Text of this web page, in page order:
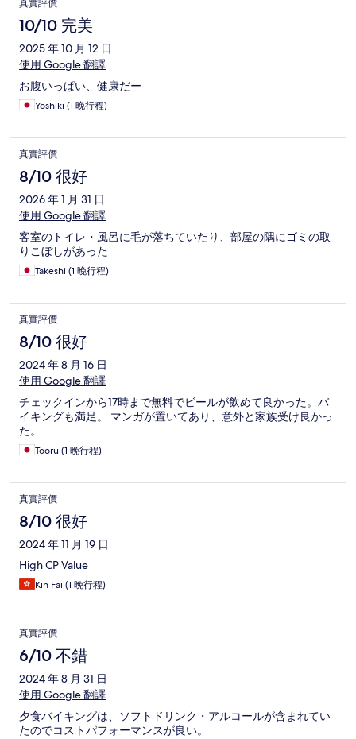
真實評價
10/10 完美
2025 年 10 月 12 日
使用 Google 翻譯
お腹いっぱい、健康だー
Yoshiki (1 晚行程)
真實評價
8/10 很好
2026 年 1 月 31 日
使用 Google 翻譯
客室のトイレ・風呂に毛が落ちていたり、部屋の隅にゴミの取
りこぼしがあった
Takeshi (1 晚行程)
真實評價
8/10 很好
2024 年 8 月 16 日
使用 Google 翻譯
チェックインから17時まで無料でビールが飲めて良かった。バ
イキングも満足。 マンガが置いてあり、意外と家族受け良かっ
た。
Tooru (1 晚行程)
真實評價
8/10 很好
2024 年 11 月 19 日
High CP Value
Kin Fai (1 晚行程)
真實評價
6/10 不錯
2024 年 8 月 31 日
使用 Google 翻譯
夕食バイキングは、ソフトドリンク・アルコールが含まれてい
たのでコストパフォーマンスが良い。